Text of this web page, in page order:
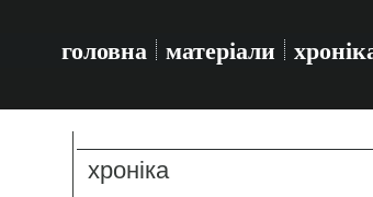
головна матеріали
хроніка